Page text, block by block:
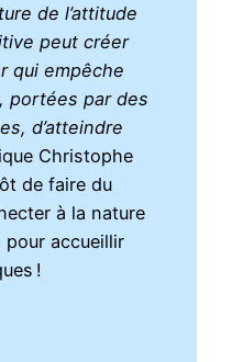
de l’attitude
peut créer
qui empêche
portées par des
d’atteindre
Christophe
de faire du
à la nature
pour accueillir
!